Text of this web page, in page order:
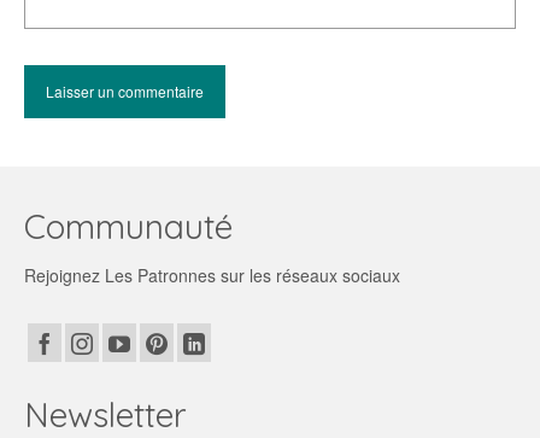
Communauté
Rejoignez Les Patronnes sur les réseaux sociaux
Newsletter